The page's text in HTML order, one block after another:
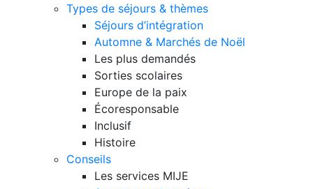
Types de séjours & thèmes
Séjours d’intégration
Automne & Marchés de Noël
Les plus demandés
Sorties scolaires
Europe de la paix
Écoresponsable
Inclusif
Histoire
Conseils
Les services MIJE